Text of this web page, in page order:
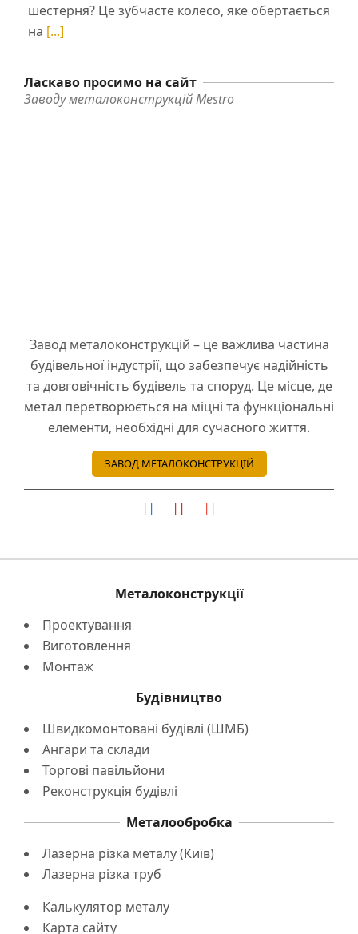
шестерня? Це зубчасте колесо, яке обертається
на [...]
Ласкаво просимо на сайт
Заводу металоконструкцій Mestro
Завод металоконструкцій – це важлива частина
будівельної індустрії, що забезпечує надійність
та довговічність будівель та споруд. Це місце, де
метал перетворюється на міцні та функціональні
елементи, необхідні для сучасного життя.
ЗАВОД МЕТАЛОКОНСТРУКЦІЙ
Металоконструкції
Проектування
Виготовлення
Монтаж
Будівництво
Швидкомонтовані будівлі (ШМБ)
Ангари та склади
Торгові павільйони
Реконструкція будівлі
Металообробка
Лазерна різка металу (Київ)
Лазерна різка труб
Калькулятор металу
Карта сайту